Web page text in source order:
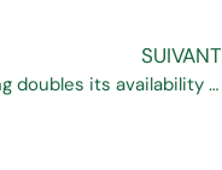
SUIVANT
Gatling doubles its availability with a new JavaScript SDK